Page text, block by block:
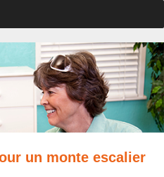
un monte escalier